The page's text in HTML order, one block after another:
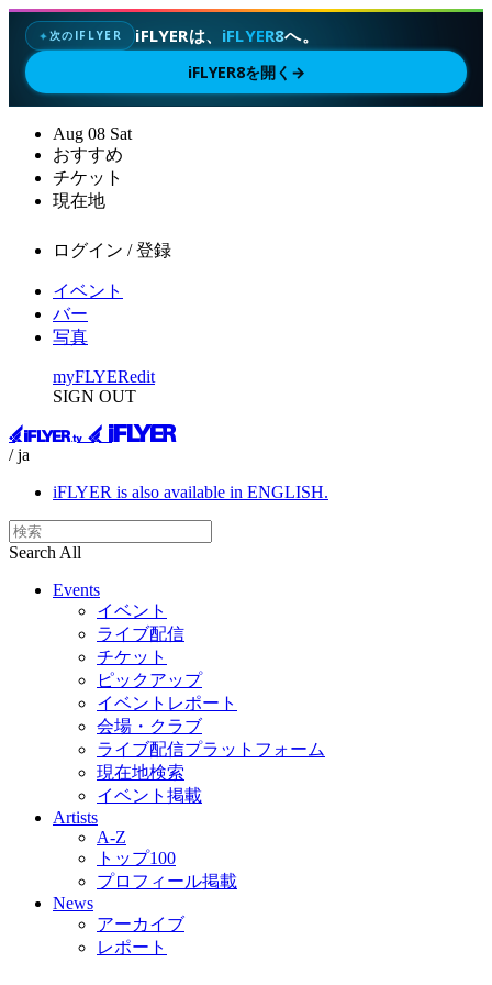
✦次のIFLYER iFLYERは、 iFLYER8へ。
iFLYER8を開く →
Aug 08 Sat
おすすめ
チケット
現在地
ログイン / 登録
イベント
バー
写真
myFLYERedit
SIGN OUT
/ ja
iFLYER is also available in ENGLISH.
Search All
Events
イベント
ライブ配信
チケット
ピックアップ
イベントレポート
会場・クラブ
ライブ配信プラットフォーム
現在地検索
イベント掲載
Artists
A-Z
トップ100
プロフィール掲載
News
アーカイブ
レポート